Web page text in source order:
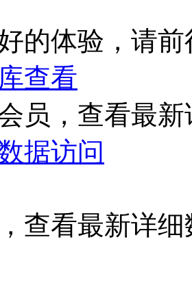
的体验，请
查看
员，查看最
据访问
查看最新详细